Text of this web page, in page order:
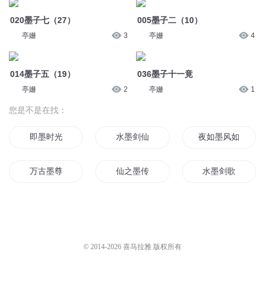
020墨子七（27）
亭姗 3
014墨子五（19）
亭姗 2
005墨子二（10）
亭姗 4
036墨子十一竟
亭姗 1
您是不是在找：
即墨时光 水墨剑仙 夜如墨风如歌
万古墨尊 仙之墨传 水墨剑歌
© 2014-2026 喜马拉雅 版权所有